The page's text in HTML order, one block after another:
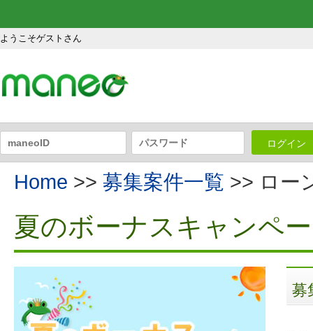
ようこそゲストさん
ログイン
Home >> 募集案件一覧 >> ロー
夏のボーナスキャンペ
募